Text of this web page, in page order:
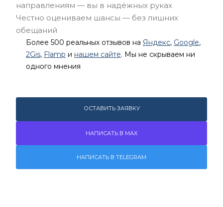
направлениям — вы в надёжных руках
Честно оцениваем шансы — без лишних
обещаний
Более 500 реальных отзывов на Яндекс, Google,
2Gis, Flamp и нашем сайте. Мы не скрываем ни
одного мнения
ОСТАВИТЬ ЗАЯВКУ
НАПИСАТЬ В MAX
НАПИСАТЬ В TELEGRAM